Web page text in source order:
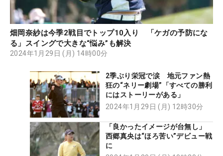
畑岡奈紗は今季2戦目でトップ10入り 「ケガの予防にな
る」スイングで大きな“悩み”も解決
2024年1月29日 (月) 14時00分
2季ぶり栄冠で涙 地元ファン熱
狂の“ネリー劇場”「すべての勝利
にはストーリーがある」
2024年1月29日 (月) 12時30分
「良かったイメージが台無し」
西郷真央は“ほろ苦い”デビュー戦
に